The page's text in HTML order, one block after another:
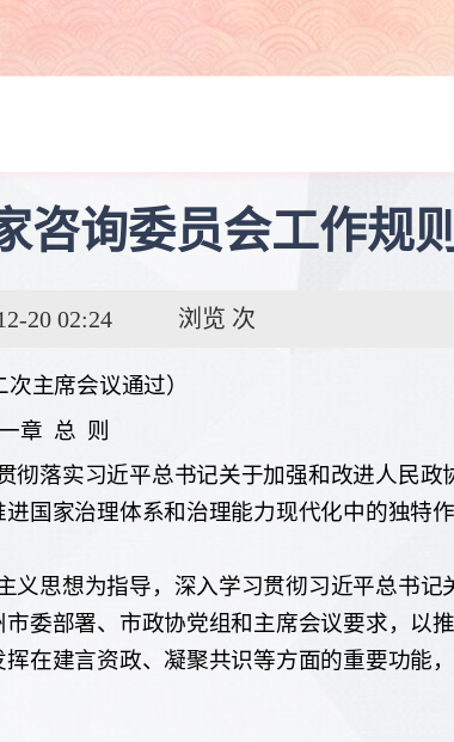
咨询委员会工作规
20 02:24 浏览 次
主席会议通过）
章 总 则
落实习近平总书记关于加强和改进人民
国家治理体系和治理能力现代化中的独特
思想为指导，深入学习贯彻习近平总书
委部署、市政协党组和主席会议要求，以
在建言资政、凝聚共识等方面的重要功能